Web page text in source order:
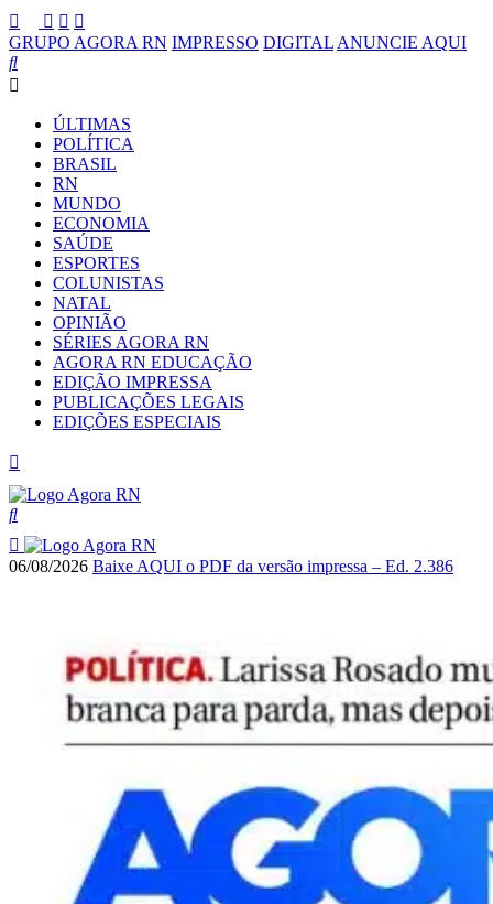
GRUPO AGORA RN IMPRESSO DIGITAL ANUNCIE AQUI
ÚLTIMAS
POLÍTICA
BRASIL
RN
MUNDO
ECONOMIA
SAÚDE
ESPORTES
COLUNISTAS
NATAL
OPINIÃO
SÉRIES AGORA RN
AGORA RN EDUCAÇÃO
EDIÇÃO IMPRESSA
PUBLICAÇÕES LEGAIS
EDIÇÕES ESPECIAIS
06/08/2026 Baixe AQUI o PDF da versão impressa – Ed. 2.386